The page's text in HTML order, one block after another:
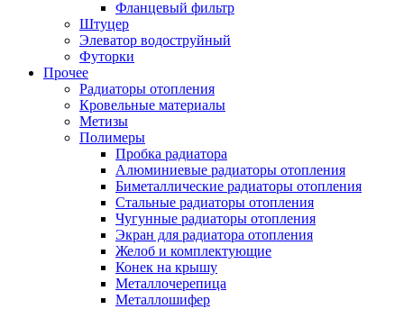
Фланцевый фильтр
Штуцер
Элеватор водоструйный
Футорки
Прочее
Радиаторы отопления
Кровельные материалы
Метизы
Полимеры
Пробка радиатора
Алюминиевые радиаторы отопления
Биметаллические радиаторы отопления
Стальные радиаторы отопления
Чугунные радиаторы отопления
Экран для радиатора отопления
Желоб и комплектующие
Конек на крышу
Металлочерепица
Металлошифер